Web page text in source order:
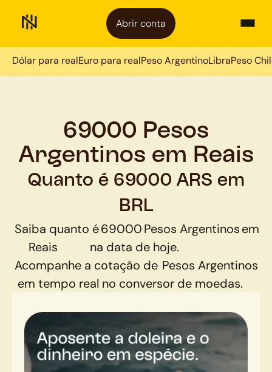
Abrir conta
Dólar para realEuro para realPeso ArgentinoLibraPeso
69000 Pesos
Argentinos em Reais
Quanto é 69000 ARS em
BRL
Saiba quanto é69000Pesos Argentinosem
Reais
na data de hoje.
Acompanhe a cotação de Pesos Argentinos
em tempo real no conversor de moedas.